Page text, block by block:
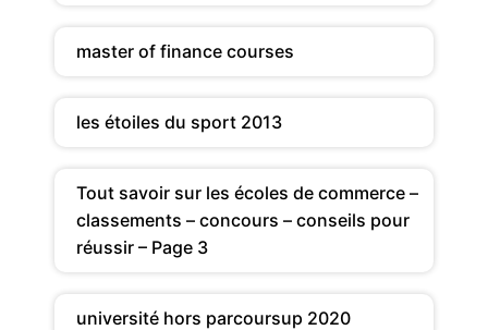
master of finance courses
les étoiles du sport 2013
Tout savoir sur les écoles de commerce –
classements – concours – conseils pour
réussir – Page 3
université hors parcoursup 2020